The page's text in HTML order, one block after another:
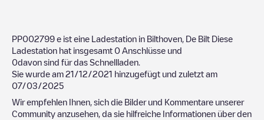
PP002799 e ist eine Ladestation in Bilthoven De Bilt Diese
Ladestation hat insgesamt 0 Anschlüsse und
0davon sind für das Schnellladen.
Sie wurde am 21/12/2021 hinzugefügt und zuletzt am
07/03/2025
Wir empfehlen Ihnen, sich die Bilder und Kommentare unserer
Community anzusehen, da sie hilfreiche Informationen über den